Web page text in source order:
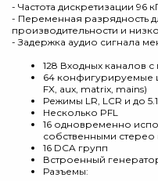
- Частота дискретизации 96
- Переменная разрядность
производительности и
- Задержка аудио сигнала
128 Входных каналов
64 конфигурируемые
FX, aux, matrix, mains)
Режимы LR, LCR и до 5.1
Несколько PFL
16 одновременно
собственными стерео
16 DCA групп
Встроенный
Разъемы: